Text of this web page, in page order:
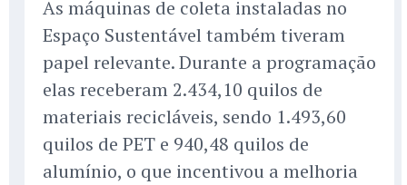
As máquinas de coleta instaladas no
Espaço Sustentável também tiveram
papel relevante. Durante a programação
elas receberam 2.434,10 quilos de
materiais recicláveis, sendo 1.493,60
quilos de PET e 940,48 quilos de
alumínio, o que incentivou a melhoria